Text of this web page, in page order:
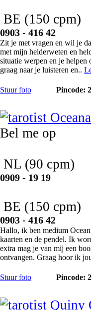
BE (150 cpm)
0903 - 416 42
Zit je met vragen en wil je
met mijn helderweten en
situatie werpen en je
graag naar je luisteren en..
Stuur foto Pincode:
Bel me op
NL (90 cpm)
0909 - 19 19
BE (150 cpm)
0903 - 416 42
Hallo, ik ben medium
kaarten en de pendel. Ik
extra mag je van mij een
ontvangen. Graag hoor ik
Stuur foto Pincode: